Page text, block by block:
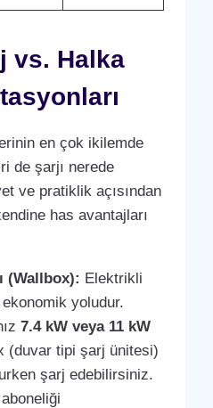
vs. Halka
en çok ikilemde
de şarjı nerede
ve pratiklik açısından
has avantajları
(Wallbox): Elektrikli
ekonomik yoludur.
7.4 kW veya 11 kW
(duvar tipi şarj ünitesi)
şarj edebilirsiniz.